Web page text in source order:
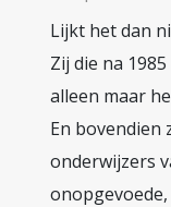
Lijkt het dan
Zij die na
alleen maar
En bovendien
onderwijzers
onopgevoede,